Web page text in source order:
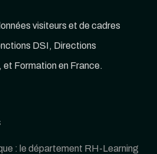
visiteurs et de cadres
DSI, Directions
Formation en France.
: le département RH-Learning